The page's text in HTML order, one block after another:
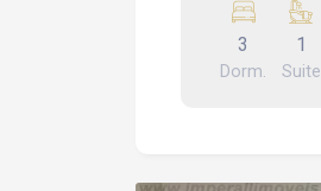
Jacareí SP.
Trianon Clube.
1 suíte, sala
3
Dorm.
1
Suite